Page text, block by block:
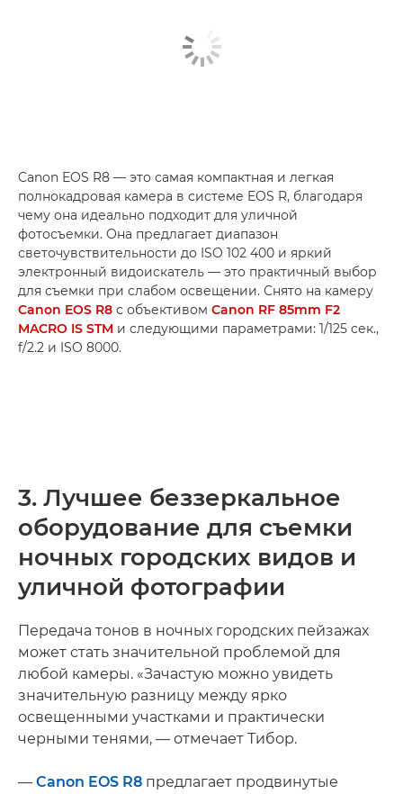
Canon EOS R8 — это самая компактная и легкая
полнокадровая камера в системе EOS R, благодаря
чему она идеально подходит для уличной
фотосъемки. Она предлагает диапазон
светочувствительности до ISO 102 400 и яркий
электронный видоискатель — это практичный выбор
для съемки при слабом освещении. Снято на камеру
Canon EOS R8 с объективом Canon RF 85mm F2
MACRO IS STM и следующими параметрами: 1/125 сек.,
f/2.2 и ISO 8000.
3. Лучшее беззеркальное
оборудование для съемки
ночных городских видов и
уличной фотографии
Передача тонов в ночных городских пейзажах
может стать значительной проблемой для
любой камеры. «Зачастую можно увидеть
значительную разницу между ярко
освещенными участками и практически
черными тенями, — отмечает Тибор.
— Canon EOS R8 предлагает продвинутые